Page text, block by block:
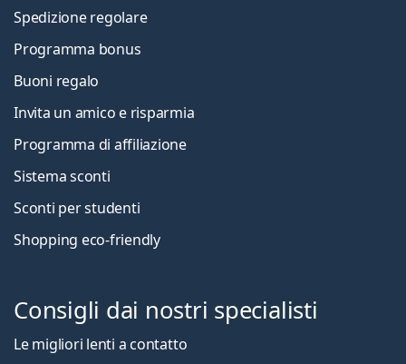
Spedizione regolare
Programma bonus
Buoni regalo
Invita un amico e risparmia
Programma di affiliazione
Sistema sconti
Sconti per studenti
Shopping eco-friendly
Consigli dai nostri specialisti
Le migliori lenti a contatto